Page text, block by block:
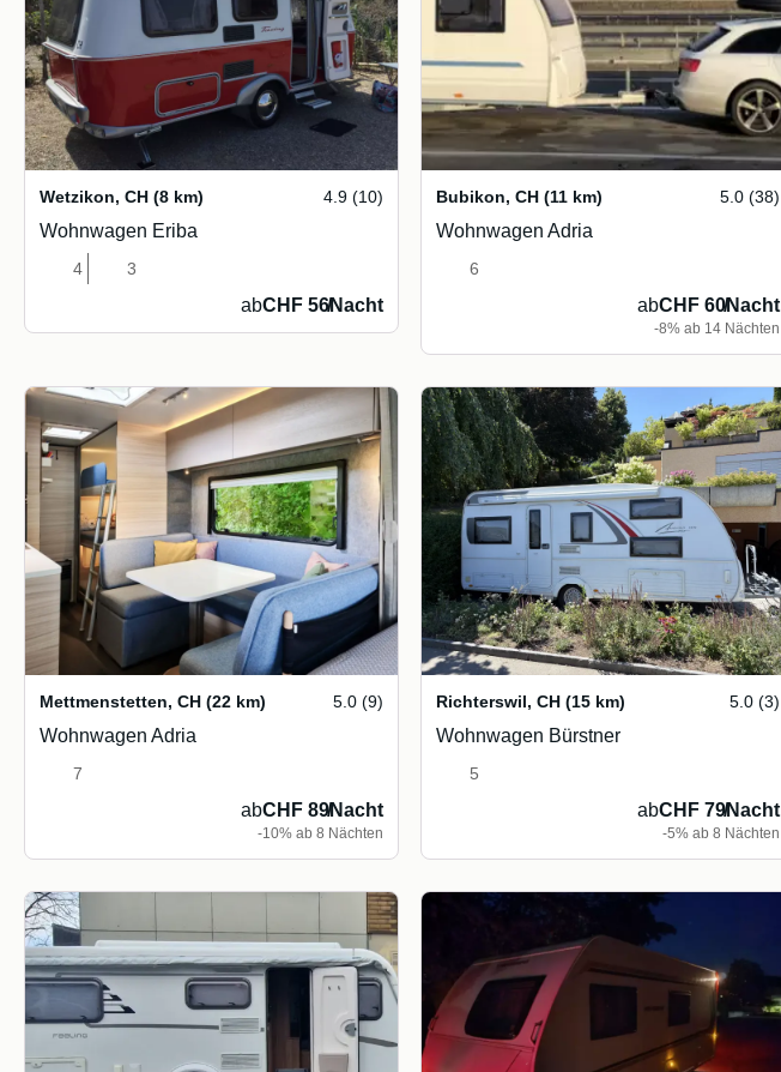
Wetzikon, CH (8 km) 4.9 (10)
Wohnwagen Eriba
4 3
abCHF 56/Nacht
Bubikon, CH (11 km) 5.0 (38)
Wohnwagen Adria
6
abCHF 60/Nacht
-8% ab 14 Nächten
Mettmenstetten, CH (22 km) 5.0 (9)
Wohnwagen Adria
7
abCHF 89/Nacht
-10% ab 8 Nächten
Richterswil, CH (15 km) 5.0 (3)
Wohnwagen Bürstner
5
abCHF 79/Nacht
-5% ab 8 Nächten